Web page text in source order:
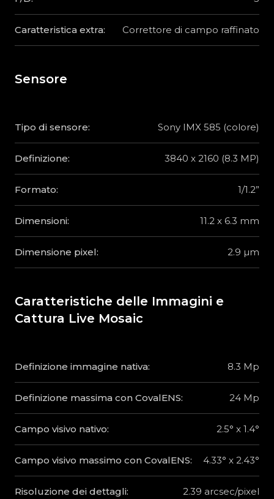
Caratteristica extra: Correttore di campo raffinato
Sensore
Tipo di sensore: Sony IMX 585 (colore)
Definizione: 3840 x 2160 (8.3 MP)
Formato: 1/1.2”
Dimensioni: 11.2 x 6.3 mm
Dimensione pixel: 2.9 µm
Caratteristiche delle Immagini e
Cattura Live Mosaic
Definizione immagine nativa: 8.3 Mp
Definizione massima con CovalENS: 24 Mp
Campo visivo nativo: 2.5° x 1.4°
Campo visivo massimo con CovalENS: 4.33° x 2.43°
Risoluzione dei dettagli: 2.39 arcsec/pixel